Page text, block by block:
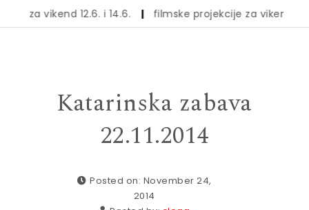
vikend 12.6. i 14.6.
| filmske projekcije za vikend 5., 6. i
Katarinska zabava
22.11.2014
Posted on: November 24,
2014